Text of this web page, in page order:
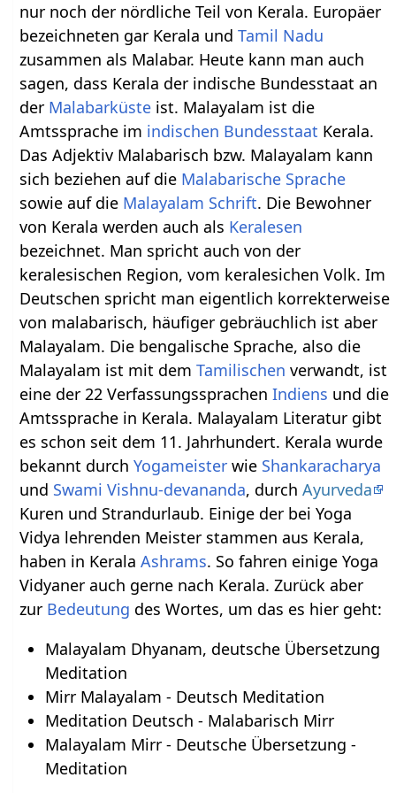
nur noch der nördliche Teil von Kerala. Europäer
bezeichneten gar Kerala undTamil Nadu
zusammen als Malabar. Heute kann man auch
sagen, dass Kerala der indische Bundesstaat an
der Malabarküste ist. Malayalam ist die
Amtssprache im indischen Bundesstaat Kerala.
Das Adjektiv Malabarisch bzw. Malayalam kann
sich beziehen auf die Malabarische Sprache
sowie auf die Malayalam Schrift. Die Bewohner
von Kerala werden auch als Keralesen
bezeichnet. Man spricht auch von der
keralesischen Region, vom keralesichen Volk. Im
Deutschen spricht man eigentlich korrekterweise
von malabarisch, häufiger gebräuchlich ist aber
Malayalam. Die bengalische Sprache, also die
Malayalam ist mit demTamilischen verwandt, ist
eine der 22 VerfassungssprachenIndiens und die
Amtssprache in Kerala. Malayalam Literatur gibt
es schon seit dem 11. Jahrhundert. Kerala wurde
bekannt durchYogameister wie Shankaracharya
und Swami Vishnu-devananda, durchAyurveda
Kuren und Strandurlaub. Einige der bei Yoga
Vidya lehrenden Meister stammen aus Kerala,
haben in KeralaAshrams. So fahren einige Yoga
Vidyaner auch gerne nach Kerala. Zurück aber
zur Bedeutung des Wortes, um das es hier geht:
Malayalam Dhyanam, deutsche Übersetzung
Meditation
Mirr Malayalam - Deutsch Meditation
Meditation Deutsch - Malabarisch Mirr
Malayalam Mirr - Deutsche Übersetzung -
Meditation